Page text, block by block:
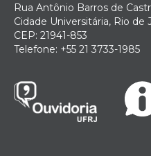
Rua Antônio Barros de
Cidade Universitária, Rio de
CEP: 21941-853
Telefone: +55 21 3733-1985